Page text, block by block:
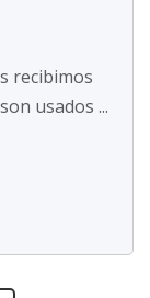
recibimos
usados ...